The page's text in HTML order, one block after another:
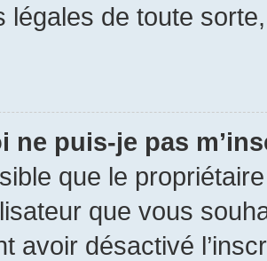
légales de toute
ne puis-je pas
que le
que vous
avoir désactivé